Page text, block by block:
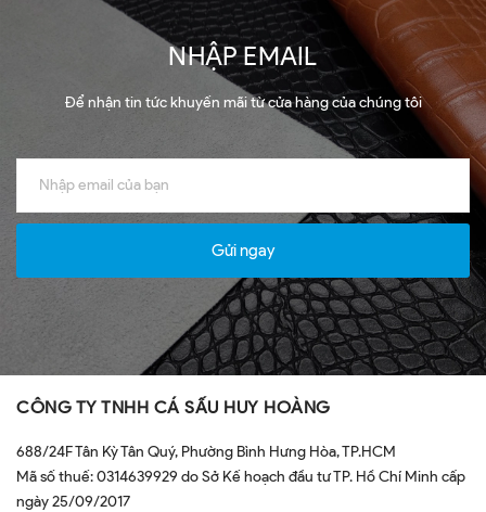
NHẬP EMAIL
Để nhận tin tức khuyến mãi từ cửa hàng của chúng tôi
Gửi ngay
CÔNG TY TNHH CÁ SẤU HUY HOÀNG
688/24F Tân Kỳ Tân Quý, Phường Bình Hưng Hòa, TP.HCM
Mã số thuế: 0314639929 do Sở Kế hoạch đầu tư TP. Hồ Chí Minh cấp
ngày 25/09/2017